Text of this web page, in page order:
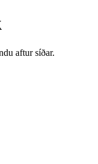
aftur síðar.